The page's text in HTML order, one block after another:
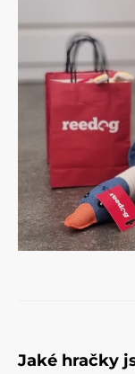
Jaké hračky